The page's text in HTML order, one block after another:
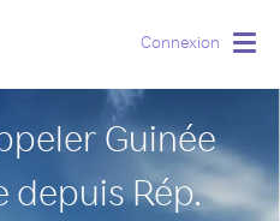
Connexion
Guinée
Rép.